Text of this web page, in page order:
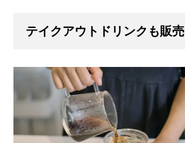
テイクアウトドリンクも販売